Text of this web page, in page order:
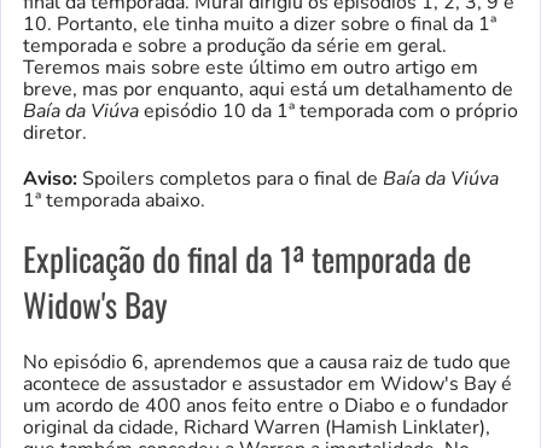
10. Portanto, ele tinha muito a dizer sobre o final da 1ª
temporada e sobre a produção da série em geral.
Teremos mais sobre este último em outro artigo em
breve, mas por enquanto, aqui está um detalhamento de
Baía da Viúvaepisódio 10 da 1ª temporada com o próprio
diretor.
Aviso:Spoilers completos para o final de Baía da Viúva
1ª temporada abaixo.
Explicação do final da 1ª temporada de
Widow's Bay
No episódio 6, aprendemos que a causa raiz de tudo que
acontece de assustador e assustador em Widow's Bay é
um acordo de 400 anos feito entre o Diabo e o fundador
original da cidade, Richard Warren (Hamish Linklater),